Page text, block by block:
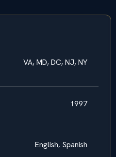
VA, MD, DC, NJ, NY
1997
English, Spanish